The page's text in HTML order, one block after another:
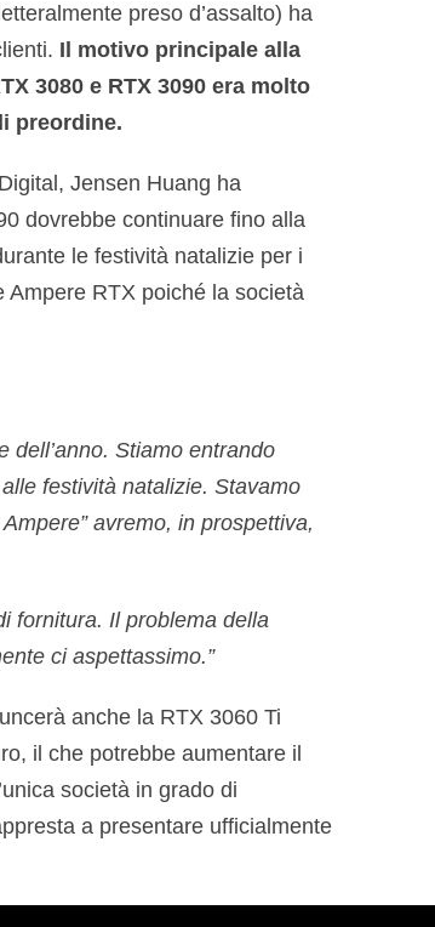
preso d’assalto) ha
Il motivo principale alla
3080 e RTX 3090 era molto
preordine.
Jensen Huang ha
dovrebbe continuare fino alla
le festività natalizie per i
RTX poiché la società
dell’anno. Stiamo entrando
festività natalizie. Stavamo
avremo, in prospettiva,
fornitura. Il problema della
ci aspettassimo.”
anche la RTX 3060 Ti
il che potrebbe aumentare il
società in grado di
a presentare ufficialmente